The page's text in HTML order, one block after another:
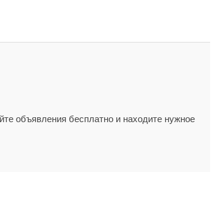
объявления бесплатно и находите нужное